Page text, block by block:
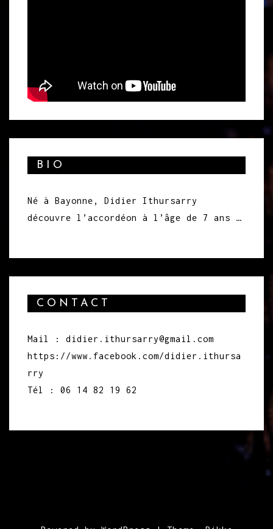
BIO
Né à Bayonne, Didier Ithursarry
découvre l’accordéon à l’âge de 7 ans …
CONTACT
Mail : didier.ithursarry@gmail.com
https://www.facebook.com/didier.ithursa
rry
Tél : 06 14 82 19 62